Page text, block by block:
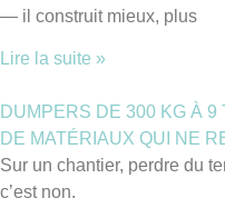
— il construit mieux, plus
Lire la suite »
DUMPERS DE 300 KG À
DE MATÉRIAUX QUI NE
Sur un chantier, perdre du
c’est non.